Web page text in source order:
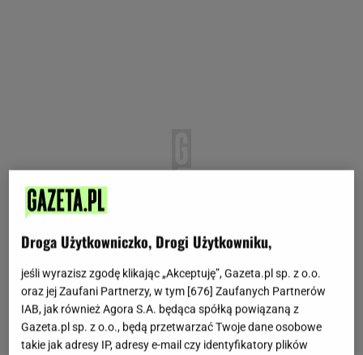
Droga Użytkowniczko, Drogi Użytkowniku,
jeśli wyrazisz zgodę klikając „Akceptuję”, Gazeta.pl sp. z o.o.
oraz jej Zaufani Partnerzy, w tym [676] Zaufanych Partnerów
IAB, jak również Agora S.A. będąca spółką powiązaną z
Gazeta.pl sp. z o.o., będą przetwarzać Twoje dane osobowe
takie jak adresy IP, adresy e-mail czy identyfikatory plików